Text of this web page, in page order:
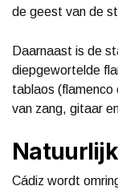
de geest van de
Daarnaast is de
diepgewortelde
tablaos (flamenco
van zang, gitaar
Cádiz wordt